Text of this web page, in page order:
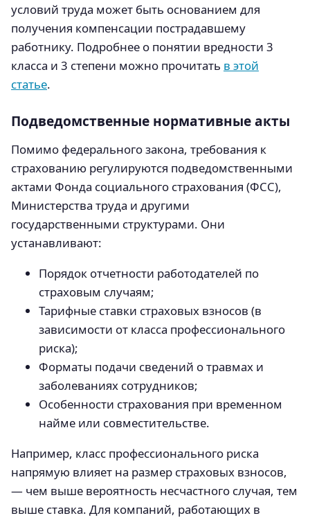
условий труда может быть основанием для
получения компенсации пострадавшему
работнику. Подробнее о понятии вредности 3
класса и 3 степени можно прочитать в этой
статье.
Подведомственные нормативные акты
Помимо федерального закона, требования к
страхованию регулируются подведомственными
актами Фонда социального страхования (ФСС),
Министерства труда и другими
государственными структурами. Они
устанавливают:
Порядок отчетности работодателей по
страховым случаям;
Тарифные ставки страховых взносов (в
зависимости от класса профессионального
риска);
Форматы подачи сведений о травмах и
заболеваниях сотрудников;
Особенности страхования при временном
найме или совместительстве.
Например, класс профессионального риска
напрямую влияет на размер страховых взносов,
— чем выше вероятность несчастного случая, тем
выше ставка. Для компаний, работающих в